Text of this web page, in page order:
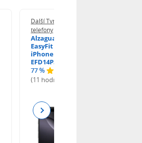
Další Tvrzená skla pro mobilní
telefony
Alzaguard 2.5D Glass
EasyFit DustFree pro
iPhone 16 Pro / 17 AGD-
EFD14P3
77 %
(11 hodnocení)
Next